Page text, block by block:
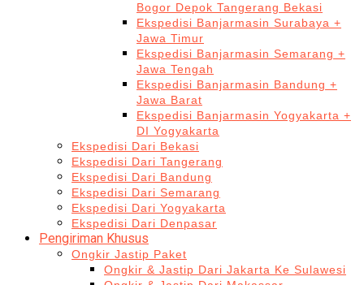
Bogor Depok Tangerang Bekasi
Ekspedisi Banjarmasin Surabaya +
Jawa Timur
Ekspedisi Banjarmasin Semarang +
Jawa Tengah
Ekspedisi Banjarmasin Bandung +
Jawa Barat
Ekspedisi Banjarmasin Yogyakarta +
DI Yogyakarta
Ekspedisi Dari Bekasi
Ekspedisi Dari Tangerang
Ekspedisi Dari Bandung
Ekspedisi Dari Semarang
Ekspedisi Dari Yogyakarta
Ekspedisi Dari Denpasar
Pengiriman Khusus
Ongkir Jastip Paket
Ongkir & Jastip Dari Jakarta Ke Sulawesi